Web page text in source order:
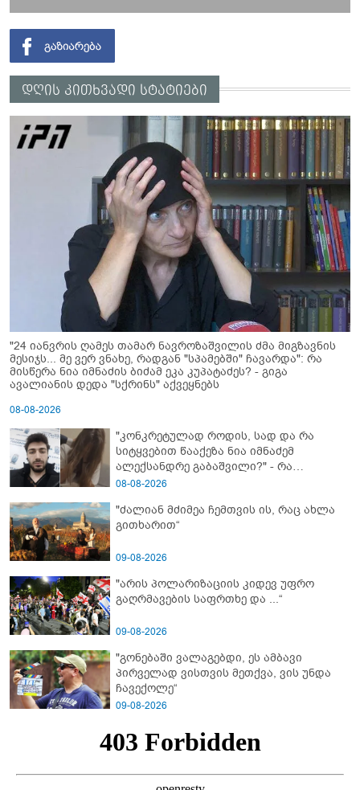
დღის კითხვადი სტატიები
"24 იანვრის ღამეს თამარ ნავროზაშვილის ძმა მიგზავნის
მესიჯს... მე ვერ ვნახე, რადგან "სპამებში" ჩავარდა": რა
მისწერა ნია იმნაძის ბიძამ ეკა კუპატაძეს? - გიგა
ავალიანის დედა "სქრინს" აქვეყნებს
08-08-2026
"კონკრეტულად როდის, სად და რა
სიტყვებით წააქეზა ნია იმნაძემ
ალექსანდრე გაბაშვილი?" - რა
მიმართვას ავრცელებს ნია იმნაძის
08-08-2026
"ძალიან მძიმეა ჩემთვის ის, რაც ახლა
გითხარით“
09-08-2026
"არის პოლარიზაციის კიდევ უფრო
გაღრმავების საფრთხე და ...“
09-08-2026
"გონებაში ვალაგებდი, ეს ამბავი
პირველად ვისთვის მეთქვა, ვის უნდა
ჩავექოლე“
09-08-2026